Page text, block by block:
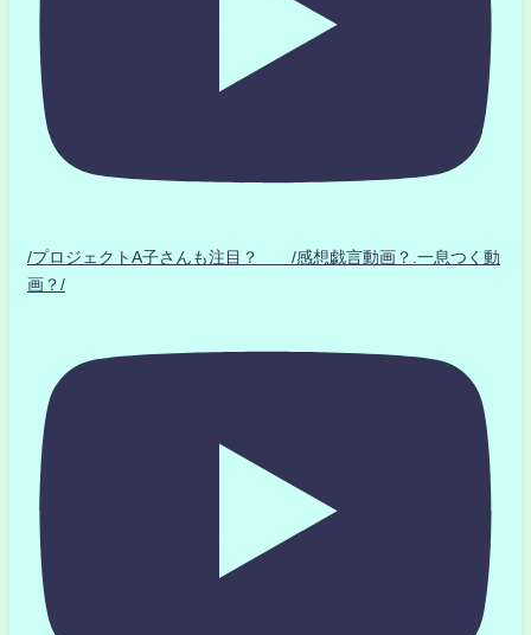
/プロジェクトA子さんも注目？ /感想戯言動画？.一息つく動
画？/